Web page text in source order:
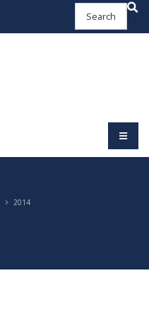
2014